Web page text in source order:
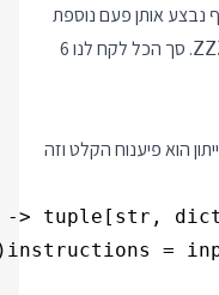
נבצע אותן פעם נוספת
. סך הכל לקח לנו 6
הוא פיענוח הקלט וזה